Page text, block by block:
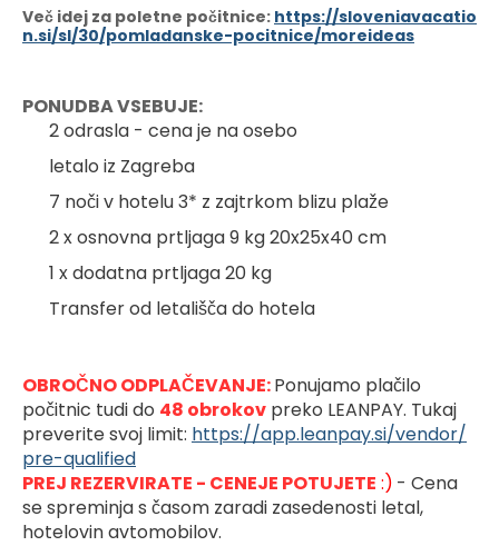
Več idej za poletne počitnice: https://sloveniavacatio
n.si/sl/30/pomladanske-pocitnice/moreideas
PONUDBA VSEBUJE:
2 odrasla - cena je na osebo
letalo iz Zagreba
7 noči v hotelu 3* z zajtrkom blizu plaže
2 x osnovna prtljaga 9 kg 20x25x40 cm
1 x dodatna prtljaga 20 kg
Transfer od letališča do hotela
OBROČNO ODPLAČEVANJE: Ponujamo plačilo
počitnic tudi do 48 obrokov preko LEANPAY. Tukaj
preverite svoj limit: https://app.leanpay.si/vendor/
pre-qualified
PREJ REZERVIRATE - CENEJE POTUJETE :) - Cena
se spreminja s časom zaradi zasedenosti letal,
hotelovin avtomobilov.